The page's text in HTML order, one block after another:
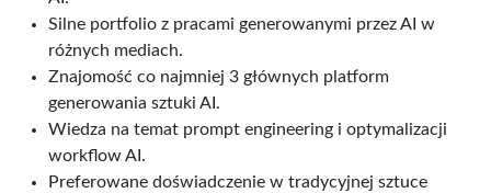
Silne portfolio z pracami generowanymi przez AI w
różnych mediach.
Znajomość co najmniej 3 głównych platform
generowania sztuki AI.
Wiedza na temat prompt engineering i optymalizacji
workflow AI.
Preferowane doświadczenie w tradycyjnej sztuce